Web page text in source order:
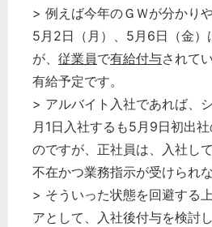
> 例えば今年のＧＷが分かり
5月2日（月）、5月6日（金）
が、 従業員で有給付与されて
有給予定です。
> アルバイト入社であれば、
月1日入社するも5月9日初出
のですが、正社員は、入社し
不在かつ業務指示が受けられ
> そういった状態を回避する
アとして、入社後付与を検討